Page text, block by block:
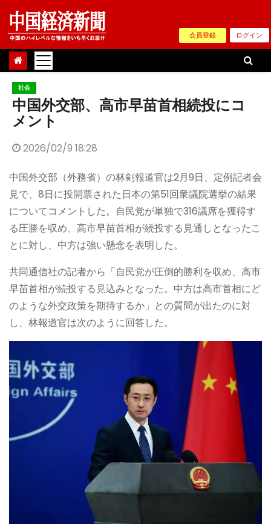
Skip
content
会員登録 ログイン
社会
中国外交部、高市早苗首相続投にコ
メント
2026/02/9 18:28
中国外交部（外務省）の林剣報道官は2月9日、定例記者会
見で、8日に投開票された日本の第51回衆議院選挙の結果
についてコメントした。自民党が単独で316議席を獲得す
る圧勝を収め、高市早苗首相が続投する見通しとなったこ
とに対し、中方は強い懸念を表明した。
共同通信社の記者から「自民党が圧倒的勝利を収め、高市
早苗首相が続投する見込みとなった。中方は高市首相にど
のような外交政策を期待するか」との質問が出たのに対
し、林報道官は次のように回答した。